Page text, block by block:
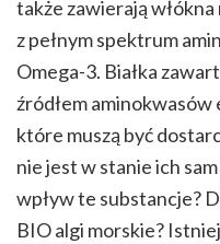
także zawierają
z pełnym spektrum
Omega-3. Białka
źródłem
które muszą być
nie jest w stanie ich
wpływ te substancje?
BIO algi morskie?